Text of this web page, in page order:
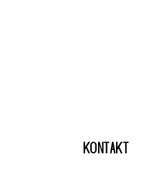
KONTAKT